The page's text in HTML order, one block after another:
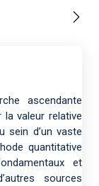
ascendante
la valeur relative
sein d’un vaste
quantitative
et
sources